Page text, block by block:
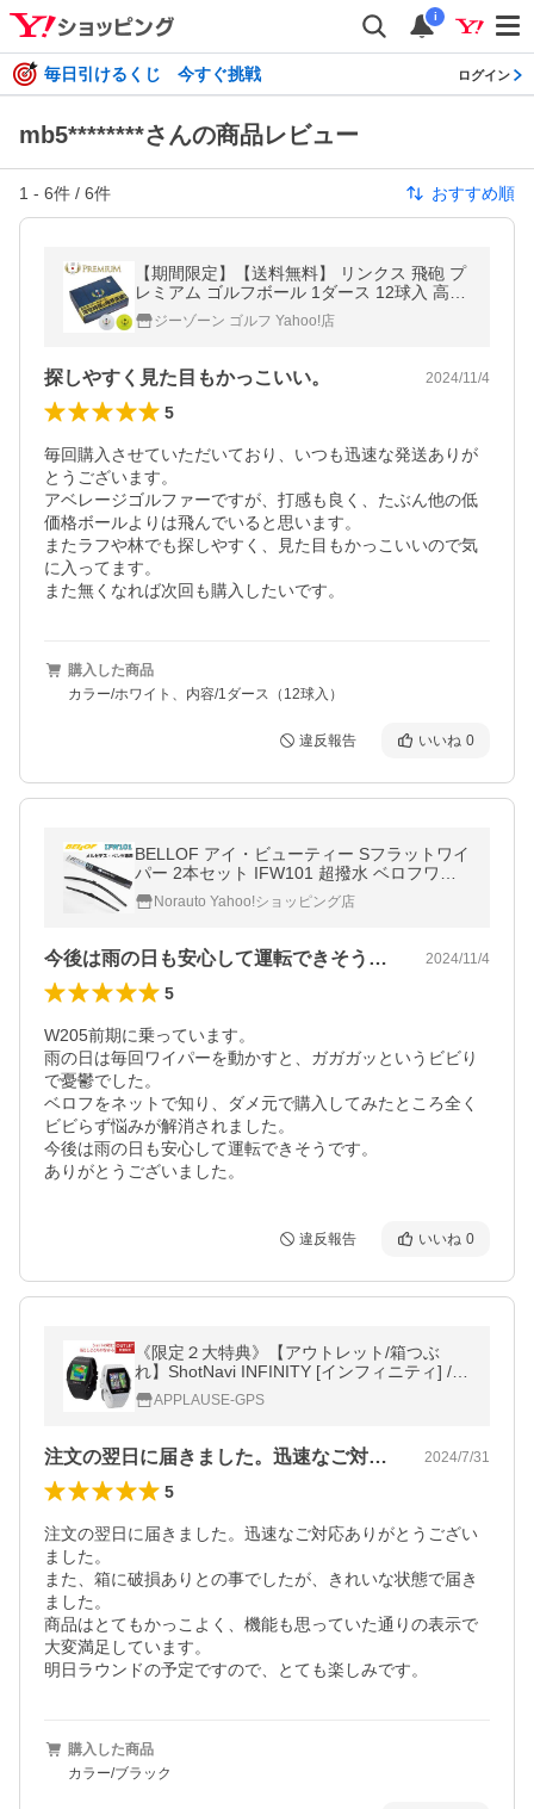
i
毎日引けるくじ 今すぐ挑戦 ログイン
mb5********さんの商品レビュー
1 - 6件 / 6件 おすすめ順
【期間限定】【送料無料】 リンクス 飛砲 プ
レミアム ゴルフボール 1ダース 12球入 高反
発 スモール ヘビーボール HIHO 【sbn】 爆
買 ジーゾーン ゴルフ Yahoo!店
探しやすく見た目もかっこいい。 2024/11/4
5
毎回購入させていただいており、いつも迅速な発送ありが
とうございます。
アベレージゴルファーですが、打感も良く、たぶん他の低
価格ボールよりは飛んでいると思います。
またラフや林でも探しやすく、見た目もかっこいいので気
に入ってます。
また無くなれば次回も購入したいです。
購入した商品
カラー/ホワイト、内容/1ダース（12球入）
違反報告 いいね 0
BELLOF アイ・ビューティー Sフラットワイ
パー 2本セット IFW101 超撥水 ベロフワイ
パー メルセデスベンツ用 1台分 Cクラス / G
LC / EQC 用 ベロフ550mm+550mm
Norauto Yahoo!ショッピング店
今後は雨の日も安心して運転できそうです。 2024/11/4
5
W205前期に乗っています。
雨の日は毎回ワイパーを動かすと、ガガガッというビビり
で憂鬱でした。
ベロフをネットで知り、ダメ元で購入してみたところ全く
ビビらず悩みが解消されました。
今後は雨の日も安心して運転できそうです。
ありがとうございました。
違反報告 いいね 0
《限定２大特典》【アウトレット/箱つぶ
れ】ShotNavi INFINITY [インフィニティ] /シ
ョットナビ (ゴルフナビ/GPSゴルフナビ/ゴ
ルフ距離計)
APPLAUSE-GPS
注文の翌日に届きました。迅速なご対応あ… 2024/7/31
5
注文の翌日に届きました。迅速なご対応ありがとうござい
ました。
また、箱に破損ありとの事でしたが、きれいな状態で届き
ました。
商品はとてもかっこよく、機能も思っていた通りの表示で
大変満足しています。
明日ラウンドの予定ですので、とても楽しみです。
購入した商品
カラー/ブラック